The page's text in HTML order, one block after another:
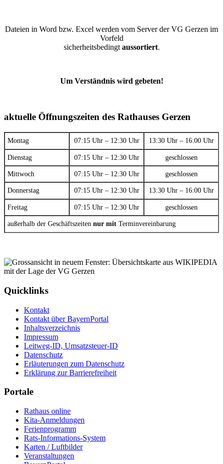
Dateien in Word bzw. Excel werden vom Server der VG Gerzen im
Vorfeld
sicherheitsbedingt aussortiert.
Um Verständnis wird gebeten!
aktuelle Öffnungszeiten des Rathauses Gerzen
Montag 07:15 Uhr – 12:30 Uhr 13:30 Uhr – 16:00 Uhr
Dienstag 07:15 Uhr – 12:30 Uhr geschlossen
Mittwoch 07:15 Uhr – 12:30 Uhr geschlossen
Donnerstag 07:15 Uhr – 12:30 Uhr 13:30 Uhr – 16:00 Uhr
Freitag 07:15 Uhr – 12:30 Uhr geschlossen
außerhalb der Geschäftszeiten nur mit Terminvereinbarung
Quicklinks
Kontakt
Kontakt über BayernPortal
Inhaltsverzeichnis
Impressum
Leitweg-ID, Umsatzsteuer-ID
Datenschutz
Erläuterungen zum Datenschutz
Erklärung zur Barrierefreiheit
Portale
Rathaus online
Kita-Anmeldungen
Ferienprogramm
Rats-Informations-System
Karten / Luftbilder
Veranstaltungen